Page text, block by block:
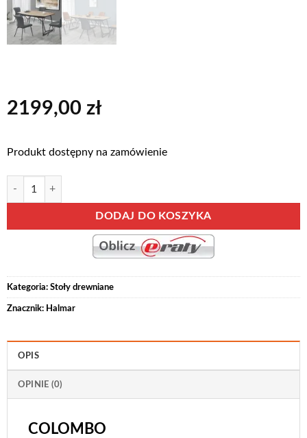
2199,00 zł
Produkt dostępny na zamówienie
DODAJ DO KOSZYKA
Alternative:
Kategoria: Stoły drewniane
Znacznik: Halmar
OPIS
OPINIE (0)
COLOMBO